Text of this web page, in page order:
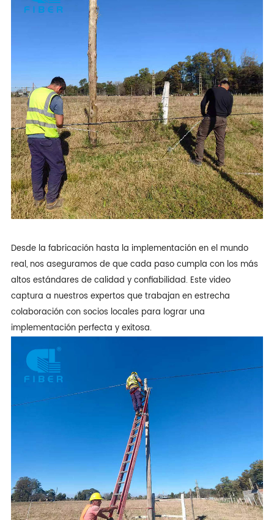
Desde la fabricación hasta la implementación en el mundo
real, nos aseguramos de que cada paso cumpla con los más
altos estándares de calidad y confiabilidad. Este video
captura a nuestros expertos que trabajan en estrecha
colaboración con socios locales para lograr una
implementación perfecta y exitosa.